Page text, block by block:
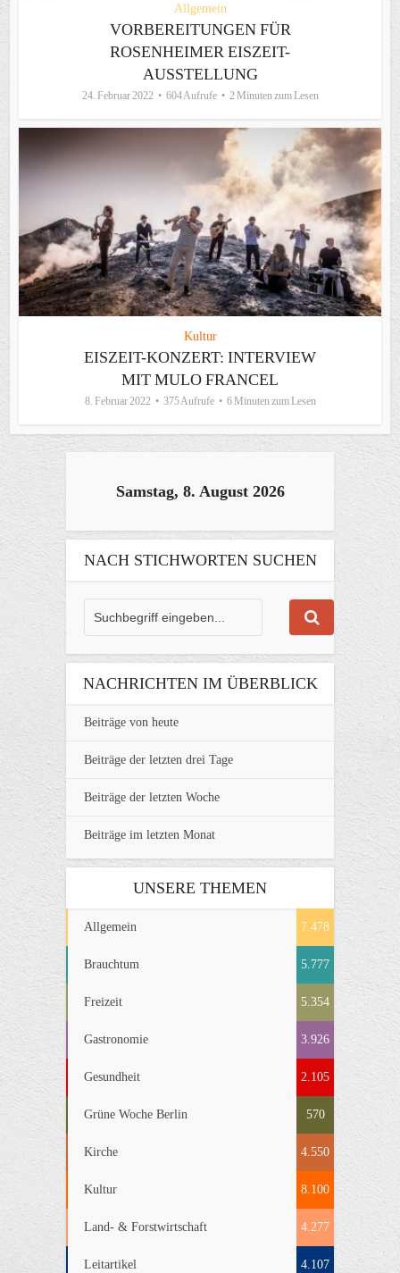
Allgemein
VORBEREITUNGEN FÜR
ROSENHEIMER EISZEIT-
AUSSTELLUNG
24. Februar 2022 604 Aufrufe 2 Minuten zum Lesen
Kultur
EISZEIT-KONZERT: INTERVIEW
MIT MULO FRANCEL
8. Februar 2022 375 Aufrufe 6 Minuten zum Lesen
Samstag, 8. August 2026
NACH STICHWORTEN SUCHEN
NACHRICHTEN IM ÜBERBLICK
Beiträge von heute
Beiträge der letzten drei Tage
Beiträge der letzten Woche
Beiträge im letzten Monat
UNSERE THEMEN
Allgemein 7.478
Brauchtum 5.777
Freizeit 5.354
Gastronomie 3.926
Gesundheit 2.105
Grüne Woche Berlin 570
Kirche 4.550
Kultur 8.100
Land- & Forstwirtschaft 4.277
Leitartikel 4.107